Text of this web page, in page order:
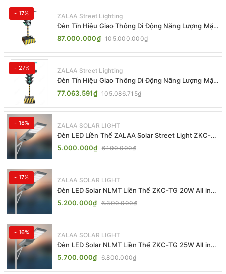
- 17% ZALAA Street Lighting
Đèn Tín Hiệu Giao Thông Di Động Năng Lượng Mặt
Trời ZALAA ZL-300A-D
87.000.000₫ 105.000.000₫
- 27% ZALAA Street Lighting
Đèn Tín Hiệu Giao Thông Di Động Năng Lượng Mặt
Trời ZALAA ZL-409300C
77.063.591₫ 105.086.715₫
- 18% ZALAA SOLAR LIGHT
Đèn LED Liền Thể ZALAA Solar Street Light ZKC-
TG 20W 25W 30W All In One
5.000.000₫ 6.100.000₫
- 17% ZALAA SOLAR LIGHT
Đèn LED Solar NLMT Liền Thể ZKC-TG 20W All in
One | ZALAA Street Light
5.200.000₫ 6.300.000₫
- 16% ZALAA SOLAR LIGHT
Đèn LED Solar NLMT Liền Thể ZKC-TG 25W All in
One | ZALAA Street Light
5.700.000₫ 6.800.000₫